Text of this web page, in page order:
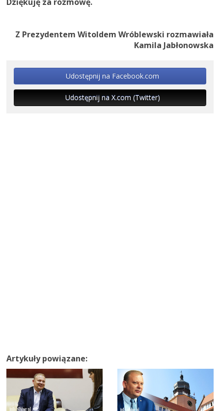
Z Prezydentem Witoldem Wróblewski rozmawiała
Kamila Jabłonowska
Udostępnij na Facebook.com
Udostępnij na X.com (Twitter)
Artykuły powiązane: